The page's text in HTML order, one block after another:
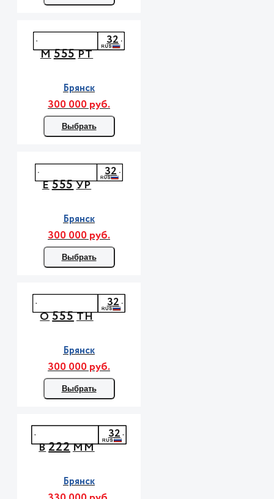
М555РТ
32
Брянск
300 000 руб.
Выбрать
Е555УР
32
Брянск
300 000 руб.
Выбрать
О555ТН
32
Брянск
300 000 руб.
Выбрать
В222ММ
32
Брянск